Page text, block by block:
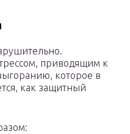
приводящим к
которое в
как защитный